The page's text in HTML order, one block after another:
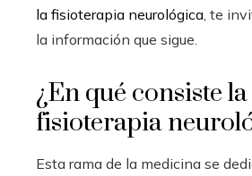
la fisioterapia neurológica, te
la información que sigue.
¿En qué consiste la
fisioterapia
Esta rama de la medicina se